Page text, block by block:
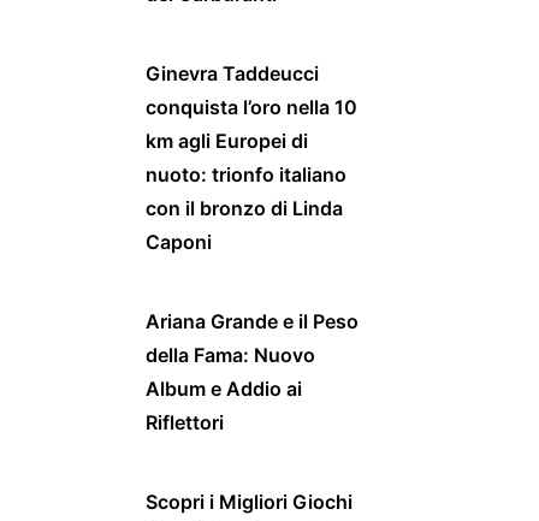
Ginevra Taddeucci
conquista l’oro nella 10
km agli Europei di
nuoto: trionfo italiano
con il bronzo di Linda
Caponi
Ariana Grande e il Peso
della Fama: Nuovo
Album e Addio ai
Riflettori
Scopri i Migliori Giochi